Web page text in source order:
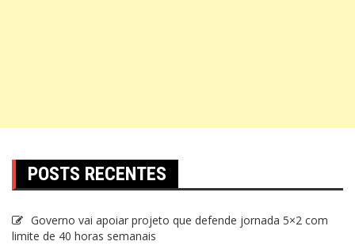
POSTS RECENTES
Governo vai apoiar projeto que defende jornada 5×2 com
limite de 40 horas semanais